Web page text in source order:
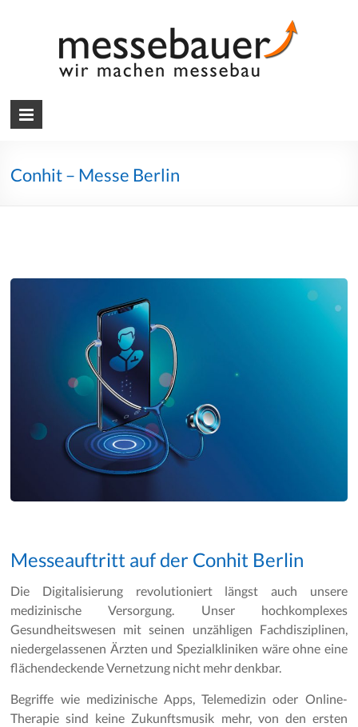
Messebauer
Wir
machen
Conhit – Messe Berlin
Messeauftritt auf der Conhit Berlin
Die Digitalisierung revolutioniert längst auch unsere
medizinische Versorgung. Unser hochkomplexes
Gesundheitswesen mit seinen unzähligen Fachdisziplinen,
niedergelassenen Ärzten und Spezialkliniken wäre ohne eine
flächendeckende Vernetzung nicht mehr denkbar.
Begriffe wie medizinische Apps, Telemedizin oder Online-
Therapie sind keine Zukunftsmusik mehr, von den ersten